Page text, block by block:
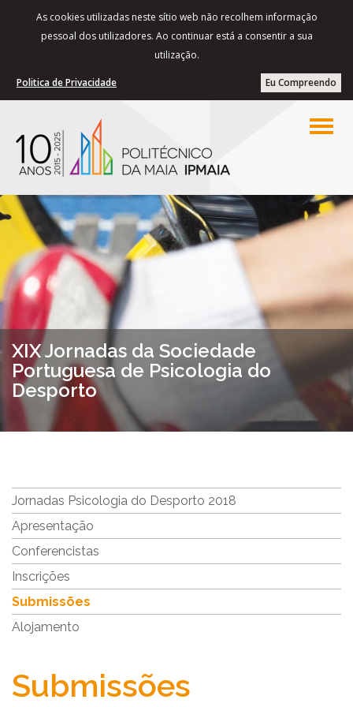
As cookies utilizadas neste sítio web não recolhem informação
pessoal dos utilizadores. Ao continuar está a consentir a sua
utilização.
Eu Compreendo
Politica de Privacidade
XIX Jornadas da Sociedade
Portuguesa de Psicologia do
Desporto
Jornadas Psicologia do Desporto 2018
Apresentação
Conferencistas
Inscrições
Submissões
Alojamento
Submissões